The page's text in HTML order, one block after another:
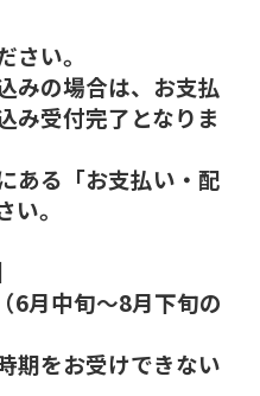
さい。
みの場合は、お支払
み受付完了となりま
ある「お支払い・配
。
6月中旬～8月下旬の
期をお受けできない